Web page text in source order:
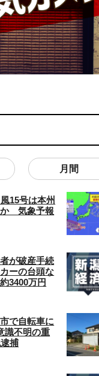
月間
15号は本州
か 気象予報
が破産手続
ーの台頭な
3400万円
で自転車に
識不明の重
捕